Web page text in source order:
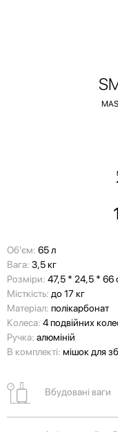
Об'єм: 65 л
Вага: 3,5 кг
Розміри: 47,5 * 24,5 * 66
Місткість: до 17 кг
Матеріал: полікарбонат
Колеса: 4 подвійних
Ручка: алюміній
В комплекті: мішок для
Вбудовані ваги